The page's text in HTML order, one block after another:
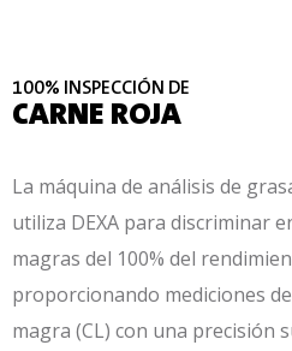
100% INSPECCIÓN DE
CARNE ROJA
La máquina de análisis de
utiliza DEXA para discriminar
magras del 100% del
proporcionando mediciones
magra (CL) con una precisión